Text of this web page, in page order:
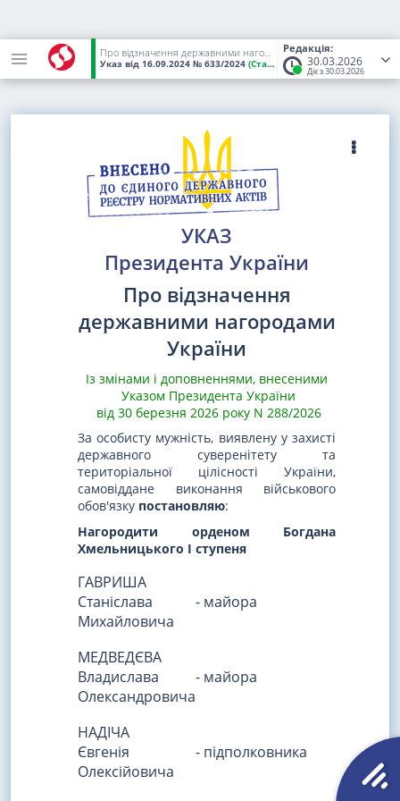
Редакція:
30.03.2026
Діє з 30.03.2026
Про відзначення державними нагородами України
Указ від 16.09.2024 № 633/2024 (Статус: Чинний)
УКАЗ
Президента України
Про відзначення
державними нагородами
України
Із змінами і доповненнями, внесеними
Указом Президента України
від 30 березня 2026 року N 288/2026
За особисту мужність, виявлену у захисті
державного суверенітету та
територіальної цілісності України,
самовіддане виконання військового
обов'язку постановляю:
Нагородити орденом Богдана
Хмельницького I ступеня
ГАВРИША
Станіслава
Михайловича
- майора
МЕДВЕДЄВА
Владислава
Олександровича
- майора
НАДІЧА
Євгенія
Олексійовича
- підполковника